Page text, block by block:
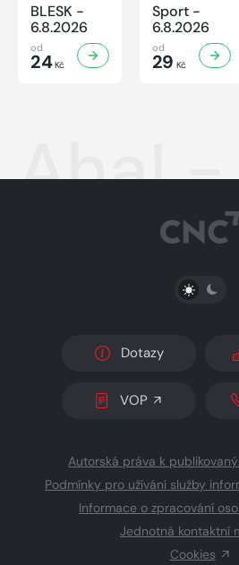
BLESK -
6.8.2026
od
24Kč
Sport -
6.8.2026
od
29 Kč
Aha! -
Dotazy
VOP
Autorská práva k
Podmínky pro užívání služby
Informace o zpracování
Jednotná kontaktní
Cookies